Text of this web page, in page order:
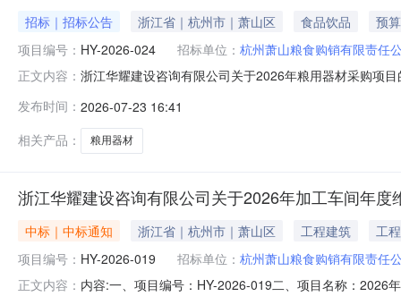
招标｜招标公告 浙江省｜杭州市｜萧山区 食品饮品
预
项目编号： HY-2026-024 招标单位： 杭州萧山粮食购销有限责任
正文内容： 浙江华耀建设咨询有限公司关于2026年粮用器材采购项
价：14.9万元采购需求：具体要求详见招标需求本项目
发布时间： 2026-07-23 16:41
相关产品：
粮用器材
浙江华耀建设咨询有限公司关于2026年加工车间年
中标｜中标通知 浙江省｜杭州市｜萧山区 工程建筑
工程
项目编号： HY-2026-019 招标单位： 杭州萧山粮食购销有限责任
正文内容： 内容:一、项目编号：HY-2026-019二、项目名称：2026